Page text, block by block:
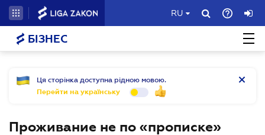
RU
БІЗНЕС
Ця сторінка доступна рідною мовою.
Перейти на українську
Проживание не по «прописке»